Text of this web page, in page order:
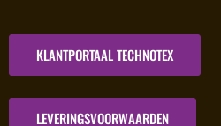
KLANTPORTAAL TECHNOTEX
LEVERINGSVOORWAARDEN